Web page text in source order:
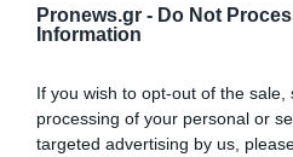
Pronews.gr - Do Not
Information
If you wish to opt-out of the
processing of your personal or
targeted advertising by us,